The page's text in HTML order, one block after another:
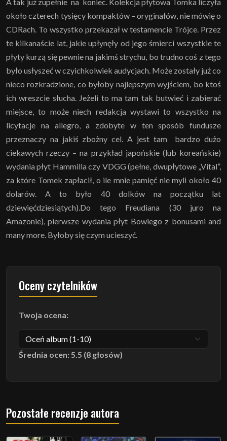
około czterech tysięcy kompaktów – oryginałów, nie mówię o
CDRach. To wszystko przekazał w testamencie Trójce. Przez
te kilkanaście lat, jakie upłynęły od jego śmierci wszystkie te
płyty kurzą się pewnie na jakimś strychu, bo trudno coś z tego
było usłyszeć w czyichkolwiek audycjach. Może zostały już co
nieco rozkradzione, co byłoby najlepszym wyjściem, bo ktoś
ich wreszcie słucha. Jeżeli to ma tam tak butwieć i zabierać
miejsce, to może niech redakcja wystawi to wszystko na
licytacje na allegro, a zdobyte w ten sposób fundusze
przeznaczy na jakiś zbożny cel. A jest tam bardzo dużo
ciekawych rzeczy – na przykład japońskie (lub koreańskie)
wydania płyt Hammilla czy VDGG (pełne, dwupłytowe „Vital”,
za które Tomek zapłacił, o ile mnie pamięć nie myli około 40
dolarów. A to było 40 dolków na początku lat
dziewięćdziesiątych).Do tego Freudiana (30 juro na
Amazonie), pierwsze wydania płyt Bowiego z bonusami and
many more. Byłoby się czym ucieszyć.
Oceny czytelników
Twoja ocena:
Średnia ocen: 5.5 (8 głosów)
Pozostałe recenzje autora